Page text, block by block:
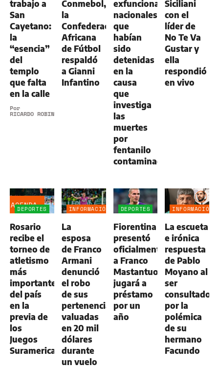
trabajo a
San
Cayetano:
la
“esencia”
del
templo
que falta
en la calle
Por
RICARDO ROBINS
Conmebol,
la
Confederación
Africana
de Fútbol
respaldó
a Gianni
Infantino
exfuncionarias
nacionales
que
habían
sido
detenidas
en la
causa
que
investiga
las
muertes
por
fentanilo
contaminado
Siciliani
con el
líder de
No Te Va
Gustar y
ella
respondió
en vivo
DEPORTES
AGENDA
Rosario
recibe el
torneo de
atletismo
más
importante
del país
en la
previa de
los
Juegos
Suramericanos
INFORMACIÓN
La
esposa
de Franco
Armani
denunció
el robo
de sus
pertenencias
valuadas
en 20 mil
dólares
durante
un vuelo
DEPORTES
Fiorentina
presentó
oficialmente
a Franco
Mastantuono:
jugará a
préstamo
por un
año
INFORMACIÓN
La escueta
e irónica
respuesta
de Pablo
Moyano al
ser
consultado
por la
polémica
de su
hermano
Facundo